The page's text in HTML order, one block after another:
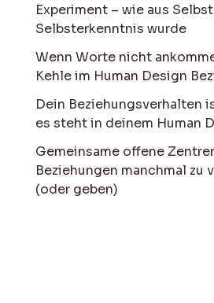
Experiment – wie aus
Selbsterkenntnis wurde
Wenn Worte nicht
Kehle im Human Design
Dein Beziehungsverhalten
es steht in deinem Human
Gemeinsame offene
Beziehungen manchmal zu
(oder geben)